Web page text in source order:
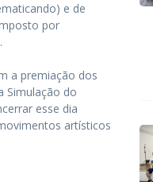
e de
por
a premiação dos
Simulação do
esse dia
artísticos